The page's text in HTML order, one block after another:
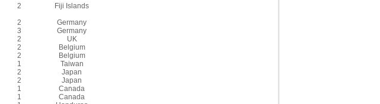
2
Fiji Islands
2
Germany
3
Germany
2
UK
2
Belgium
2
Belgium
1
Taiwan
2
Japan
2
Japan
1
Canada
1
Canada